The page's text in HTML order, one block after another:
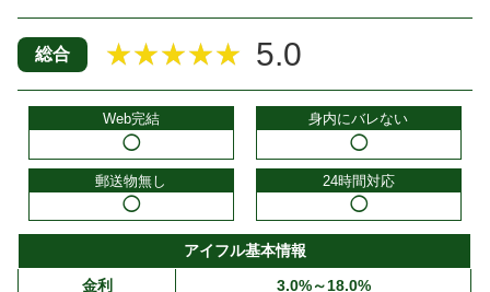
総合 ★★★★★ 5.0
Web完結
◯
身内にバレない
◯
郵送物無し
◯
24時間対応
◯
アイフル基本情報
金利
3.0%～18.0%